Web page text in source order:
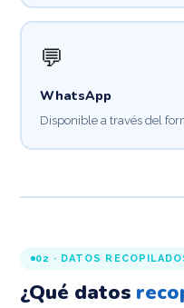
💬
WhatsApp
Disponible a través del
02 · DATOS
¿Qué datos